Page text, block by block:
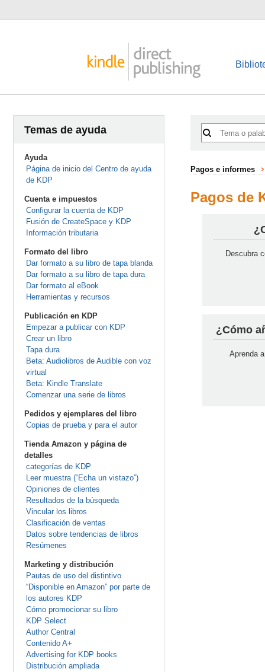
Temas de ayuda
Ayuda
Página de inicio del Centro de ayuda
de KDP
Cuenta e impuestos
Configurar la cuenta de KDP
Fusión de CreateSpace y KDP
Información tributaria
Formato del libro
Dar formato a su libro de tapa blanda
Dar formato a su libro de tapa dura
Dar formato al eBook
Herramientas y recursos
Publicación en KDP
Empezar a publicar con KDP
Crear un libro
Tapa dura
Beta: Audiolibros de Audible con voz
virtual
Beta: Kindle Translate
Comenzar una serie de libros
Pedidos y ejemplares del libro
Copias de prueba y para el autor
Tienda Amazon y página de
detalles
categorías de KDP
Leer muestra (“Echa un vistazo”)
Opiniones de clientes
Resultados de la búsqueda
Vincular los libros
Clasificación de ventas
Datos sobre tendencias de libros
Resúmenes
Marketing y distribución
Pautas de uso del distintivo
“Disponible en Amazon” por parte de
los autores KDP
Cómo promocionar su libro
KDP Select
Author Central
Contenido A+
Advertising for KDP books
Distribución ampliada
Pagos e informes
Pagos de
Descubra
¿Cómo
Aprenda